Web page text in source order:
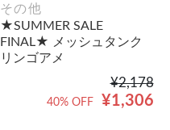
その他
★SUMMER SALE
FINAL★ メッシュタンク
リンゴアメ
¥2,178
¥1,306
40% OFF